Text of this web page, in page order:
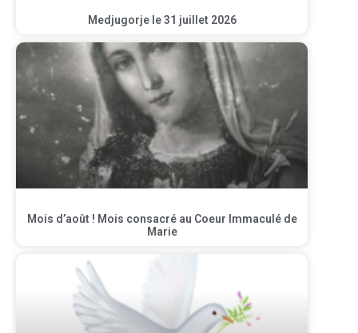
Medjugorje le 31 juillet 2026
Mois d’août ! Mois consacré au Coeur Immaculé de
Marie